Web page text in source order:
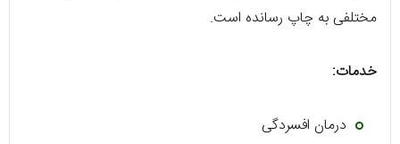
مختلفی به چاپ رسانده است.
خدمات:
درمان افسردگی